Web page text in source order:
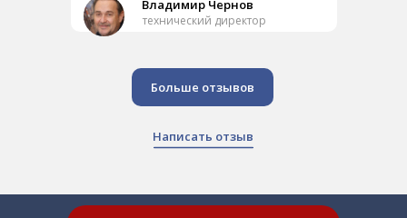
Владимир Чернов
технический директор
Написать отзыв
Больше отзывов